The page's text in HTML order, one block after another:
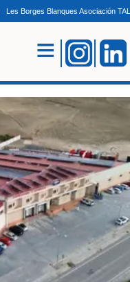
Les Borges Blanques Asociación